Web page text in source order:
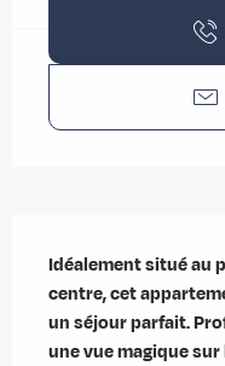
Idéalement situé au
centre, cet
un séjour parfait.
une vue magique